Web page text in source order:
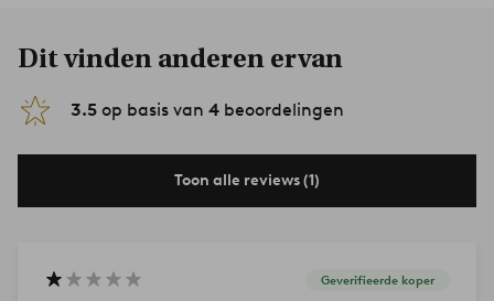
Dit vinden anderen ervan
3.5 op basis van 4 beoordelingen
Toon alle reviews (1)
Geverifieerde koper